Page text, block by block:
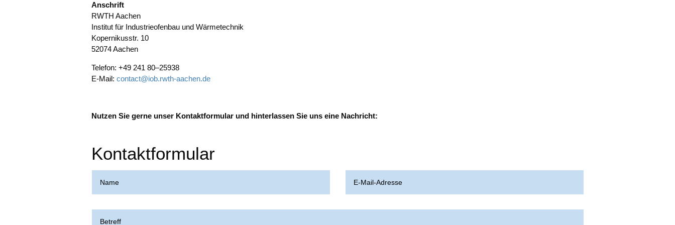
Anschrift
RWTH Aachen
Insti­tut für Indus­trie­ofen­bau und Wär­me­tech­nik
Koper­ni­kus­str. 10
52074 Aachen
Tele­fon: +49 241 80–25938
E‑Mail: contact@iob.rwth-aachen.de
Nut­zen Sie ger­ne unser Kon­takt­for­mu­lar und hin­ter­las­sen Sie uns eine Nachricht:
Kontaktformular